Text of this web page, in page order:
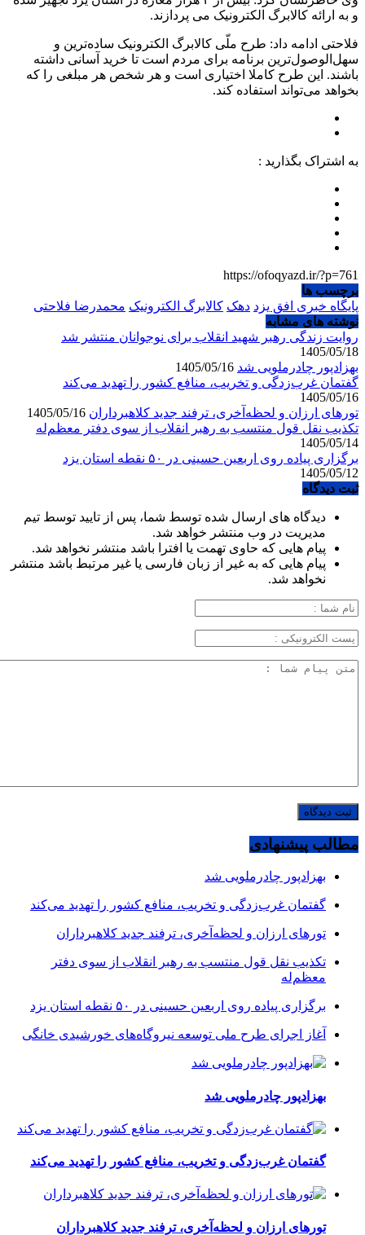
و به ارائه کالابرگ الکترونیک می پردازند.
فلاحتی ادامه داد: طرح ملّی کالابرگ الکترونیک ساده‌ترین و
سهل‌الوصول‌ترین برنامه برای مردم است تا خرید آسانی داشته
باشند. این طرح کاملا اختیاری است و هر شخص هر مبلغی را که
بخواهد می‌تواند استفاده کند.
به اشتراک بگذارید :
https://ofoqyazd.ir/?p=761
برچسب ها
پایگاه خبری افق یزد دهک کالابرگ الکترونیک محمدرضا فلاحتی
نوشته های مشابه
روایت زندگی رهبر شهید انقلاب برای نوجوانان منتشر شد
1405/05/18
بهزادپور چادرملویی شد
گفتمان غرب‌زدگی و تخریب، منافع کشور را تهدید می‌کند
1405/05/16
تورهای ارزان و لحظه‌آخری، ترفند جدید کلاهبرداران
تکذیب نقل قول منتسب به رهبر انقلاب از سوی دفتر معظم‌له
1405/05/14
برگزاری پیاده روی اربعین حسینی در ۵۰ نقطه استان یزد
1405/05/12
ثبت دیدگاه
دیدگاه های ارسال شده توسط شما، پس از تایید توسط تیم
مدیریت در وب منتشر خواهد شد.
پیام هایی که حاوی تهمت یا افترا باشد منتشر نخواهد شد.
پیام هایی که به غیر از زبان فارسی یا غیر مرتبط باشد منتشر
نخواهد شد.
مطالب پیشنهادی
بهزادپور چادرملویی شد
گفتمان غرب‌زدگی و تخریب، منافع کشور را تهدید می‌کند
تورهای ارزان و لحظه‌آخری، ترفند جدید کلاهبرداران
تکذیب نقل قول منتسب به رهبر انقلاب از سوی دفتر
معظم‌له
برگزاری پیاده روی اربعین حسینی در ۵۰ نقطه استان یزد
آغاز اجرای طرح ملی توسعه نیروگاه‌های خورشیدی خانگی
بهزادپور چادرملویی شد
گفتمان غرب‌زدگی و تخریب، منافع کشور را تهدید می‌کند
تورهای ارزان و لحظه‌آخری، ترفند جدید کلاهبرداران